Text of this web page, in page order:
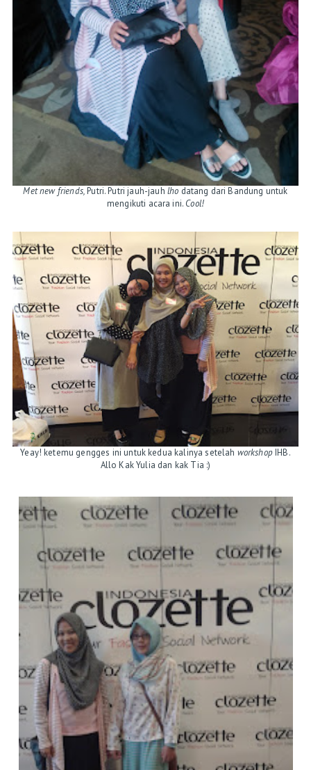
Met new friends,Putri. Putri jauh-jauh lho datang dari Bandung untuk
mengikuti acara ini. Cool!
Yeay! ketemu gengges ini untuk kedua kalinya setelah workshopIHB.
Allo Kak Yulia dan kak Tia :)